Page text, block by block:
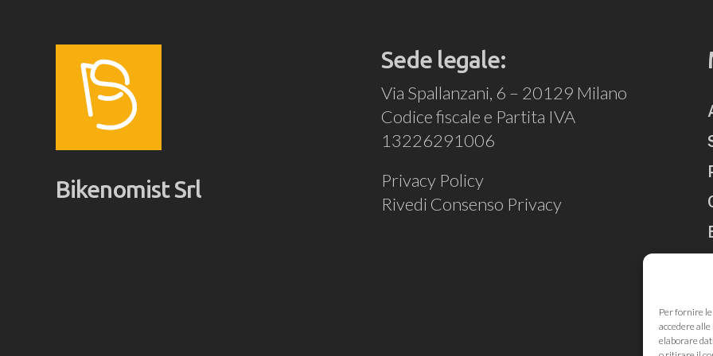
Per fornire
accedere
elaborare
Bikenomist Srl
Sede legale:
Via Spallanzani, 6 – 20129 Milano
Codice fiscale e Partita IVA
13226291006
Privacy Policy
Rivedi Consenso Privacy